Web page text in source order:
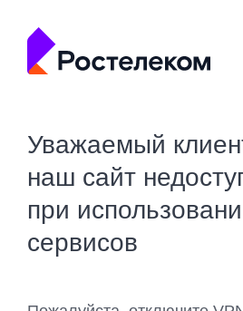
Уважаемый
наш сайт
при
сервисов